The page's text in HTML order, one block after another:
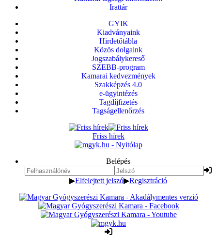
Irattár
GYIK
Kiadványaink
Hirdetőtábla
Közös dolgaink
Jogszabálykereső
SZEBB-program
Kamarai kedvezmények
Szakképzés 4.0
e-ügyintézés
Tagdíjfizetés
Tagságellenőrzés
Friss hírek
Belépés
▶Elfelejtett jelszó▶Regisztráció